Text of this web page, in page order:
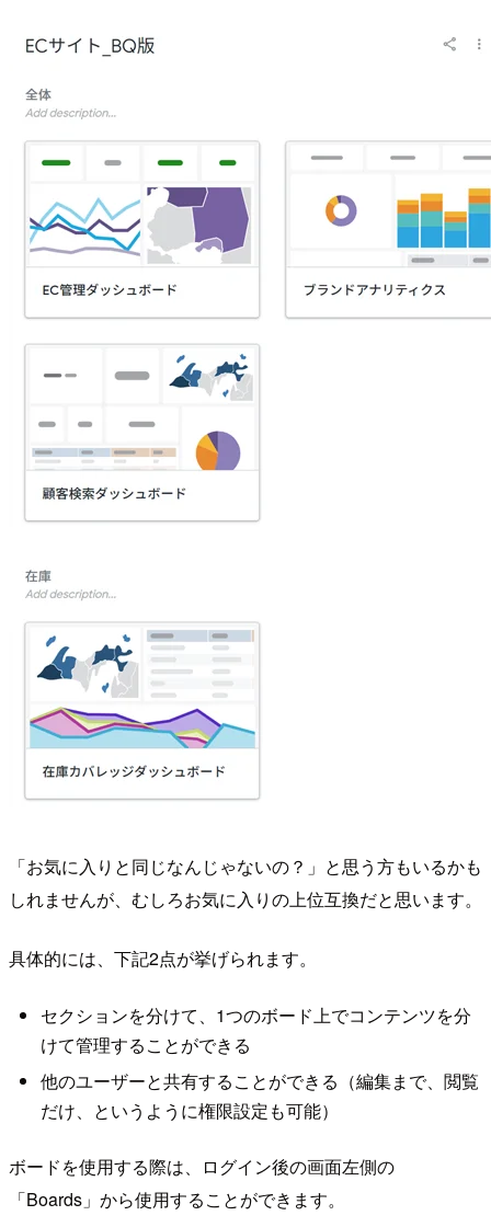
「お気に入りと同じなんじゃないの？」と思う方もいるかも
しれませんが、むしろお気に入りの上位互換だと思います。
具体的には、下記2点が挙げられます。
セクションを分けて、1つのボード上でコンテンツを分
けて管理することができる
他のユーザーと共有することができる（編集まで、閲覧
だけ、というように権限設定も可能）
ボードを使用する際は、ログイン後の画面左側の
「Boards」から使用することができます。